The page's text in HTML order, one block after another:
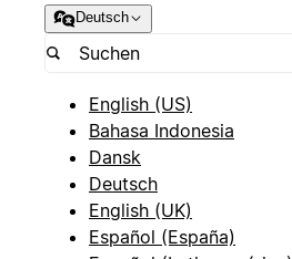
Deutsch
English (US)
Bahasa Indonesia
Dansk
Deutsch
English (UK)
Español (España)